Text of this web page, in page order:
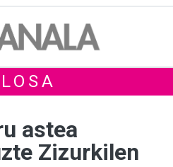
astea
Zizurkilen